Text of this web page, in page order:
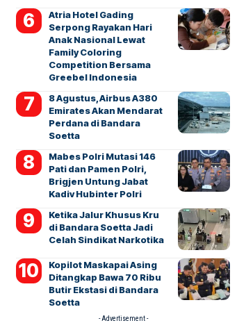
Atria Hotel Gading
Serpong Rayakan Hari
Anak Nasional Lewat
Family Coloring
Competition Bersama
Greebel Indonesia
8 Agustus, Airbus A380
Emirates Akan Mendarat
Perdana di Bandara
Soetta
Mabes Polri Mutasi 146
Pati dan Pamen Polri,
Brigjen Untung Jabat
Kadiv Hubinter Polri
Ketika Jalur Khusus Kru
di Bandara Soetta Jadi
Celah Sindikat Narkotika
Kopilot Maskapai Asing
Ditangkap Bawa 70 Ribu
Butir Ekstasi di Bandara
Soetta
- Advertisement -